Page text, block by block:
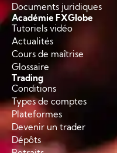
Documents juridiques
Académie FXGlobe
Tutoriels vidéo
Actualités
Cours de maîtrise
Glossaire
Trading
Conditions
Types de comptes
Plateformes
Devenir un trader
Dépôts